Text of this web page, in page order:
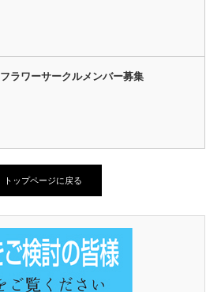
フラワーサークルメンバー募集
トップページに戻る